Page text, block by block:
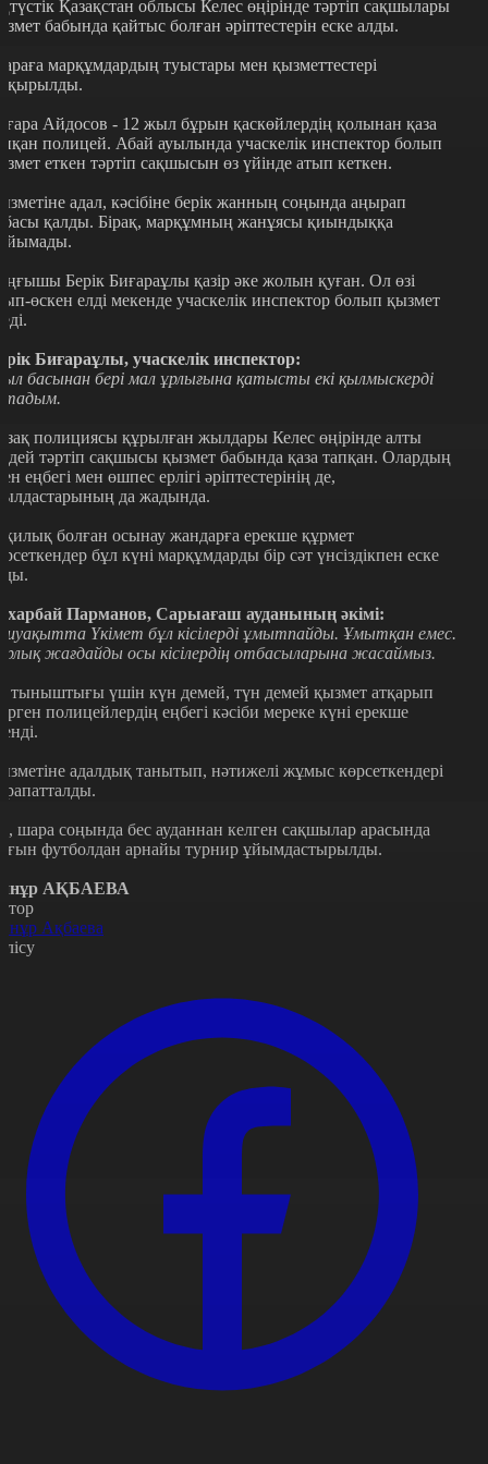
Қазақстан облысы Келес өңірінде тәртіп сақшылары
бабында қайтыс болған әріптестерін еске алды.
марқұмдардың туыстары мен қызметтестері
Айдосов - 12 жыл бұрын қаскөйлердің қолынан қаза
полицей. Абай ауылында учаскелік инспектор болып
еткен тәртіп сақшысын өз үйінде атып кеткен.
адал, кәсібіне берік жанның соңында аңырап
қалды. Бірақ, марқұмның жанұясы қиындыққа
Берік Биғараұлы қазір әке жолын қуған. Ол өзі
өскен елді мекенде учаскелік инспектор болып қызмет
Биғараұлы, учаскелік инспектор:
басынан бері мал ұрлығына қатысты екі қылмыскерді
полициясы құрылған жылдары Келес өңірінде алты
тәртіп сақшысы қызмет бабында қаза тапқан. Олардың
еңбегі мен өшпес ерлігі әріптестерінің де,
да жадында.
болған осынау жандарға ерекше құрмет
бұл күні марқұмдарды бір сәт үнсіздікпен еске
Парманов, Сарыағаш ауданының әкімі:
Үкімет бұл кісілерді ұмытпайды. Ұмытқан емес.
жағдайды осы кісілердің отбасыларына жасаймыз.
тыныштығы үшін күн демей, түн демей қызмет атқарып
полицейлердің еңбегі кәсіби мереке күні ерекше
адалдық танытып, нәтижелі жұмыс көрсеткендері
шара соңында бес ауданнан келген сақшылар арасында
футболдан арнайы турнир ұйымдастырылды.
АҚБАЕВА
Ақбаева